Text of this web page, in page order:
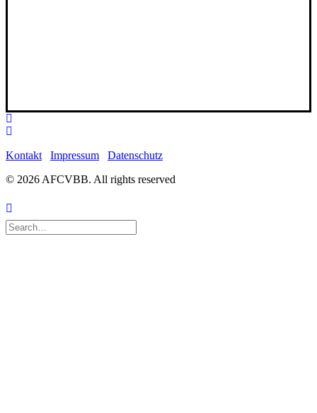
Kontakt Impressum
Datenschutz
© 2026 AFCVBB. All rights reserved